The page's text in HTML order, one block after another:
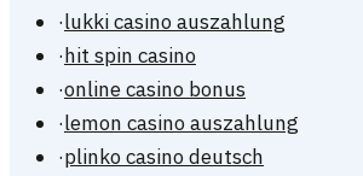
·lukki casino auszahlung
·hit spin casino
·online casino bonus
·lemon casino auszahlung
·plinko casino deutsch